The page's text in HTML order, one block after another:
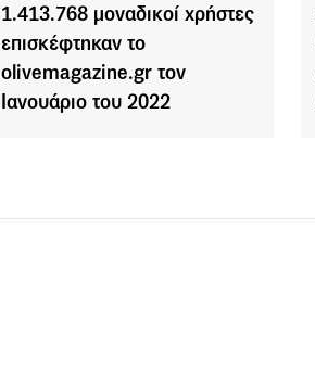
1.413.768 μοναδικοί χρήστες
επισκέφτηκαν το
olivemagazine.gr τον
Ιανουάριο του 2022